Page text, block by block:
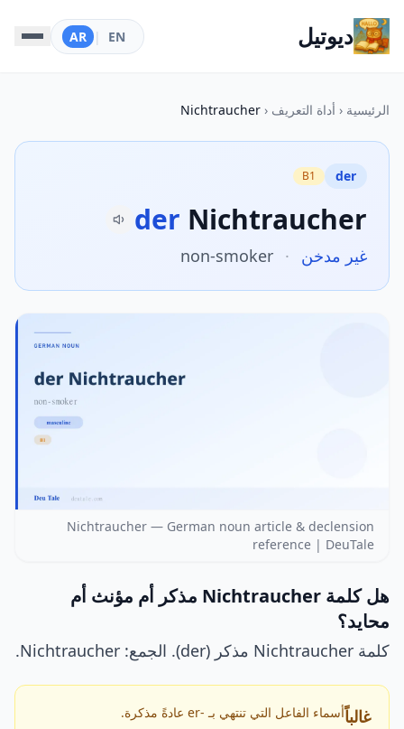
ديوتيل EN
|
AR
الرئيسية ‹ أداة التعريف ‹
Nichtraucher
der
B1
der Nichtraucher
غير مدخن ·
non-smoker
Nichtraucher — German noun article & declension
reference | DeuTale
هل كلمة Nichtraucher مذكر أم مؤنث أم
محايد؟
كلمة Nichtraucher مذكر (der). الجمع: Nichtraucher.
غالباًأسماء الفاعل التي تنتهي بـ -er عادةً مذكرة.